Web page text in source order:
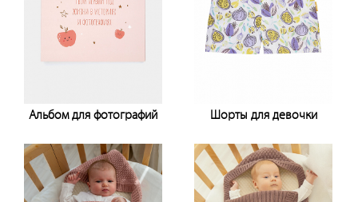
Альбом для фотографий
Шорты для девочки